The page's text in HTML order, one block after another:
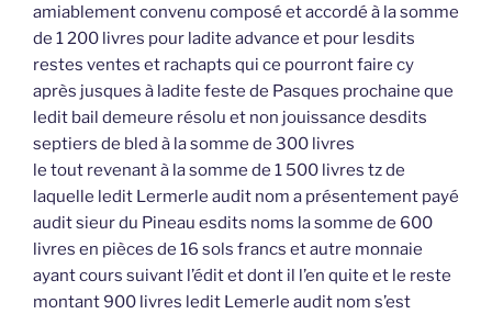
amiablement convenu composé et accordé à la somme
de 1 200 livres pour ladite advance et pour lesdits
restes ventes et rachapts qui ce pourront faire cy
après jusques à ladite feste de Pasques prochaine que
ledit bail demeure résolu et non jouissance desdits
septiers de bled à la somme de 300 livres
le tout revenant à la somme de 1 500 livres tz de
laquelle ledit Lermerle audit nom a présentement payé
audit sieur du Pineau esdits noms la somme de 600
livres en pièces de 16 sols francs et autre monnaie
ayant cours suivant l’édit et dont il l’en quite et le reste
montant 900 livres ledit Lemerle audit nom s’est